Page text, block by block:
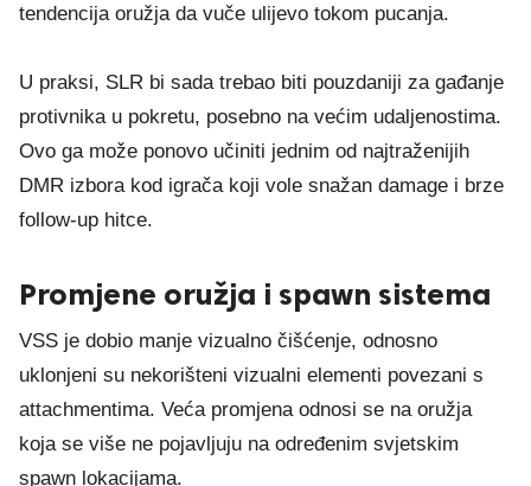
tendencija oružja da vuče ulijevo tokom pucanja.
U praksi, SLR bi sada trebao biti pouzdaniji za gađanje
protivnika u pokretu, posebno na većim udaljenostima.
Ovo ga može ponovo učiniti jednim od najtraženijih
DMR izbora kod igrača koji vole snažan damage i brze
follow-up hitce.
Promjene oružja i spawn sistema
VSS je dobio manje vizualno čišćenje, odnosno
uklonjeni su nekorišteni vizualni elementi povezani s
attachmentima. Veća promjena odnosi se na oružja
koja se više ne pojavljuju na određenim svjetskim
spawn lokacijama.